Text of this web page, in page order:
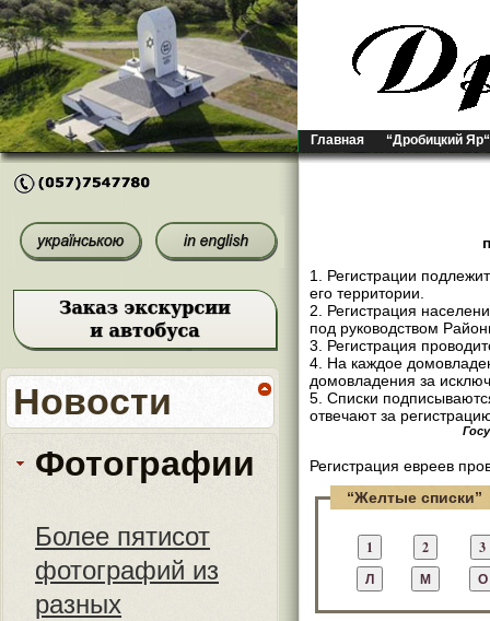
Главная “Дробицкий Яр“
Новости
Фотографии
Более пятисот
фотографий из
разных
1. Регистрации
его территории.
2. Регистрация
под руководством
3. Регистрация
4. На каждое
домовладения за
5. Списки
отвечают за
Регистрация евреев
“Желтые списки”